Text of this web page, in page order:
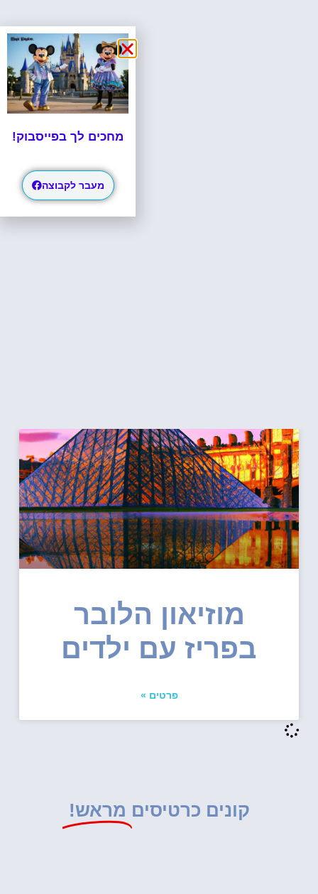
מוזיאון הלובר
בפריז עם ילדים
פרטים »
קונים כרטיסים מראש!
מחכים לך בפייסבוק!
מעבר לקבוצה